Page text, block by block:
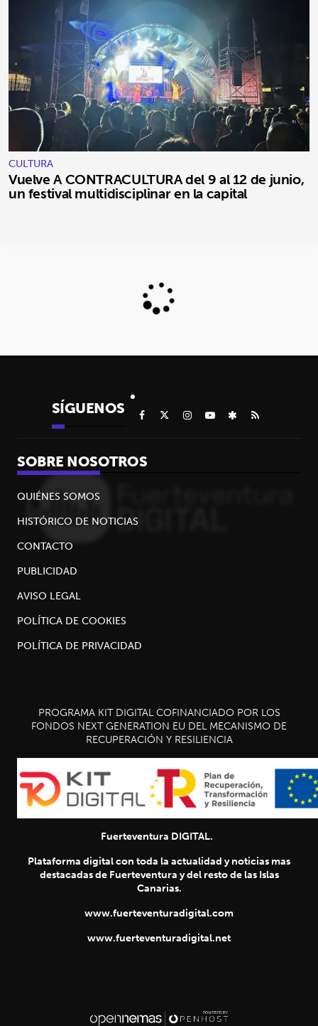
CULTURA
Vuelve A CONTRACULTURA del 9 al 12 de junio,
un festival multidisciplinar en la capital
SÍGUENOS
SOBRE NOSOTROS
QUIÉNES SOMOS
HISTÓRICO DE NOTICIAS
CONTACTO
PUBLICIDAD
AVISO LEGAL
POLÍTICA DE COOKIES
POLÍTICA DE PRIVACIDAD
PROGRAMA KIT DIGITAL COFINANCIADO POR LOS
FONDOS NEXT GENERATION EU DEL MECANISMO DE
RECUPERACIÓN Y RESILIENCIA
Fuerteventura DIGITAL.
Plataforma digital con toda la actualidad y noticias mas
destacadas de Fuerteventura y del resto de las Islas
Canarias.
www.fuerteventuradigital.com
www.fuerteventuradigital.net